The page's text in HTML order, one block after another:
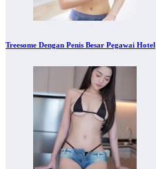
Treesome Dengan Penis Besar Pegawai Hotel